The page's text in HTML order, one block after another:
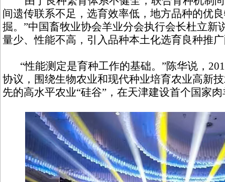
间遗传联系不足，选育效率低，地方品种的优
掘。”中国畜牧业协会羊业分会执行会长杜立新
量少、性能不高，引入品种本土化选育良种推
“性能测定是育种工作的基础。”陈华说，
协议，围绕生物农业和现代种业培育农业高新
先的高水平农业“硅谷”，在天津建设首个国家